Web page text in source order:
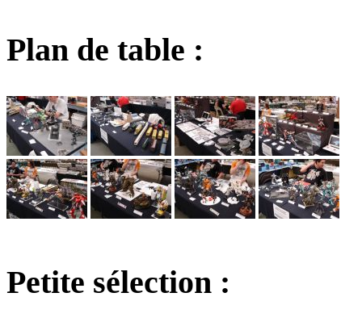
Plan de table :
Petite sélection :